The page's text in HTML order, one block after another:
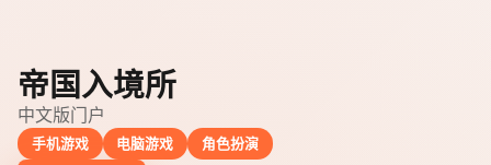
帝国入境所
中文版门户
手机游戏 电脑游戏 角色扮演